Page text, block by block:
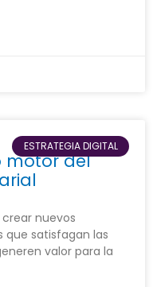
ESTRATEGIA DIGITAL
motor del
nuevos
que satisfagan las
valor para la